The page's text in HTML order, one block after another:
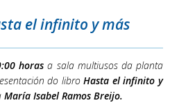
el infinito y más
horas a sala multiusos da planta
do libroHasta el infinito y
María Isabel Ramos Breijo.